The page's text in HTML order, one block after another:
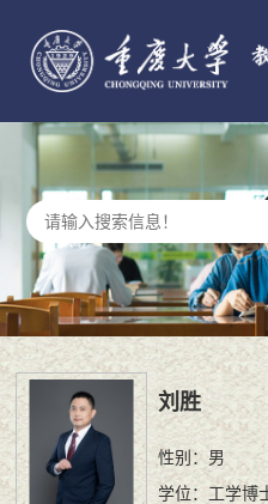
刘胜
性别：男
学位：工学博